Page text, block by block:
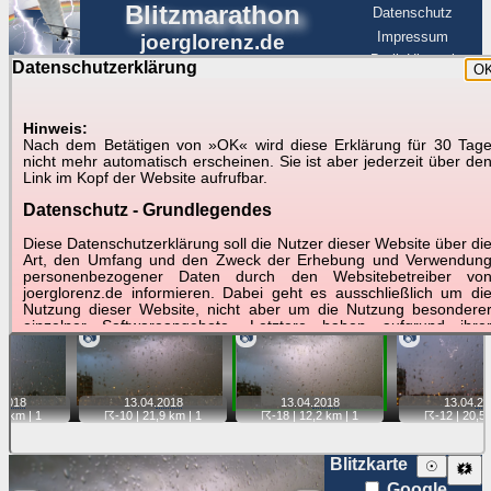
Datenschutzerklärung
Hinweis:
Nach dem Betätigen von »OK« wird diese Erklärung für 30 Tage
nicht mehr automatisch erscheinen. Sie ist aber jederzeit über den
Link im Kopf der Website aufrufbar.
Datenschutz - Grundlegendes
Diese Datenschutzerklärung soll die Nutzer dieser Website über die
Art, den Umfang und den Zweck der Erhebung und Verwendung
personenbezogener Daten durch den Websitebetreiber von
joerglorenz.de informieren. Dabei geht es ausschließlich um die
Nutzung dieser Website, nicht aber um die Nutzung besonderer
einzelner Softwareangebote. Letztere haben aufgrund ihrer
Funktionen Besonderheiten, so dass verschiedene Daten
gespeichert werden müssen, die für das Funktionieren erforderlich
sind. Hier ist es wichtig, dass Sie selbst zum Testen dieser
Funktionen möglichst erfundene Daten verwenden. Ansonsten wird
auf die spezifischen Besonderheiten beim jeweiligen Angebot
gesondert hingewiesen.
Generell gilt: Wenn Sie ein Angebot bei den Add-Ins nutzen, bei
dem Daten übertragen werden, werden diese Daten auf dem
Blitzmarathon
joerglorenz.de
Datenschutz
Impressum
BerlinHimmel
Blitzmarathon
Gewitter über Berlin:
13.04.2018
Tipp:Auf der Karte beim Einzelfoto können
Sie auf ihre Position tippen und sehen, wie
weit die gewählte Position zu den Blitzen auf dem Foto bzw.
im Video entfernt ist. Quelle der Blitzdaten:
kachelmannwetter. Doppelklick auf Thumb zum Anzeigen.
2018
km |1
📷
13.04. 2018
☈-10| 21,9 km |1
📷
13.04. 2018
☈-18| 12,2 km |1
📷
13.04.
☈-12| 20,5
Blitzkarte 🗱
☉